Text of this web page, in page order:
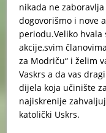
nikada ne
dogovorišmo i nove
periodu.Veliko
akcije,svim
za Modriču“ i želim
Vaskrs a da vas
dijela koja učinište
najiskrenije
katolički Uskrs.